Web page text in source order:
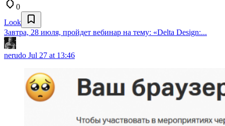
0
Look
Завтра, 28 июля, пройдет вебинар на тему: «Delta Design:...
nerudo Jul 27 at 13:46